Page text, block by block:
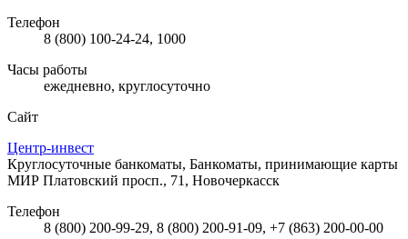
Телефон
8 (800) 100-24-24, 1000
Часы работы
ежедневно, круглосуточно
Сайт
Центр-инвест
Круглосуточные банкоматы, Банкоматы, принимающие карты
МИР Платовский просп., 71, Новочеркасск
Телефон
8 (800) 200-99-29, 8 (800) 200-91-09, +7 (863) 200-00-00